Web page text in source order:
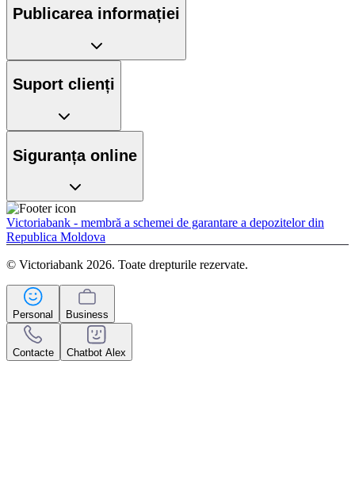
Publicarea informației
Suport clienți
Siguranța online
Victoriabank - membră a schemei de garantare a depozitelor din
Republica Moldova
© Victoriabank 2026. Toate drepturile rezervate.
Personal Business
Contacte Chatbot Alex